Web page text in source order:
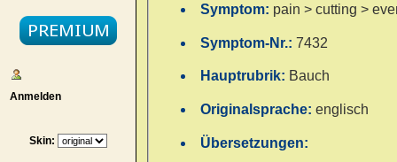
Anmelden
Skin:
Symptom: pain > cutting >
Symptom-Nr.:7432
Hauptrubrik: Bauch
Originalsprache:englisch
Übersetzungen: